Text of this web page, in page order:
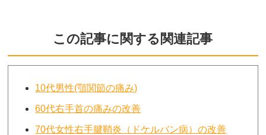
この記事に関する関連記事
10代男性(顎関節の痛み)
60代右手首の痛みの改善
70代女性右手腱鞘炎（ドケルバン病）の改善